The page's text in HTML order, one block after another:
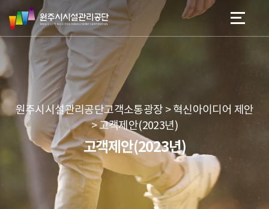
네
이
션
본문 바로가기
메뉴 바로가기
원
주
시
시
설
관
리
공
단
원주시시설관리공단고객소통광장 > 혁신아이디어 제안
> 고객제안(2023년)
고객제안(2023년)